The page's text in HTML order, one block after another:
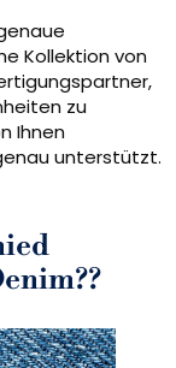
Kollektion von
zu
Ihnen
unterstützt.